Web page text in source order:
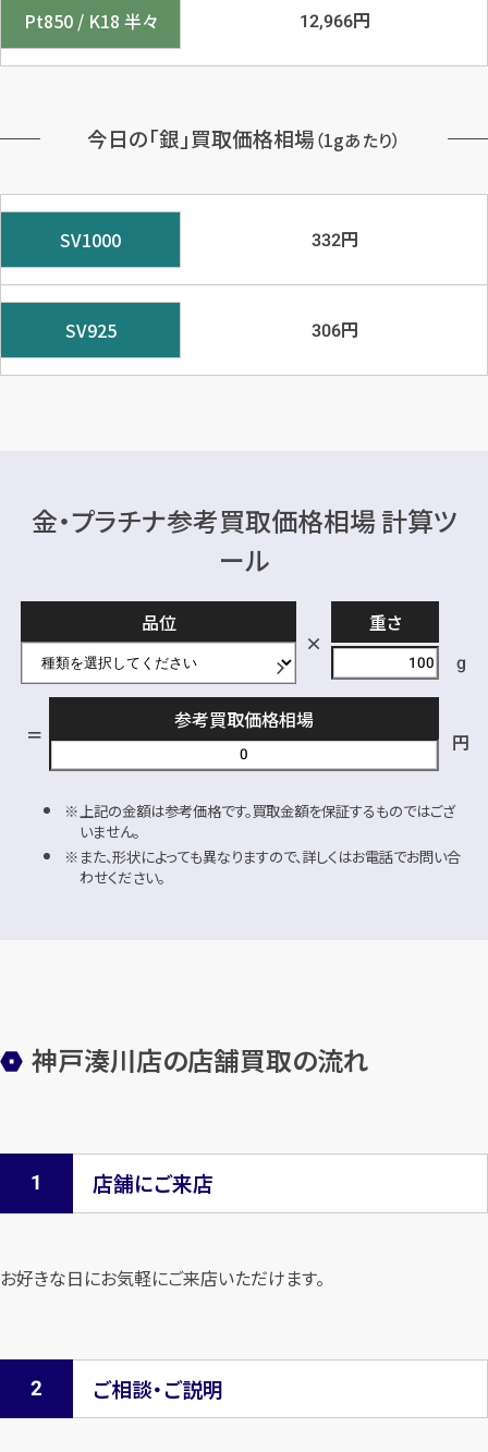
Pt850 / K18 半々 12,966円
今日の「銀」買取価格相場（1gあたり）
SV1000 332円
SV925 306円
金・プラチナ参考買取価格相場 計算ツ
ール
品位
重さ
g
参考買取価格相場
円
上記の金額は参考価格です。買取金額を保証するものではござ
いません。
また、形状によっても異なりますので、詳しくはお電話でお問い合
わせください。
神戸湊川店の店舗買取の流れ
店舗にご来店
お好きな日にお気軽にご来店いただけます。
ご相談・ご説明